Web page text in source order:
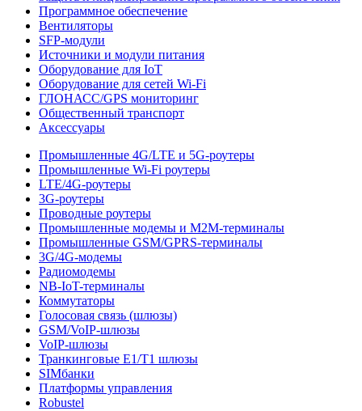
Программное обеспечение
Вентиляторы
SFP-модули
Источники и модули питания
Оборудование для IoT
Оборудование для сетей Wi-Fi
ГЛОНАСС/GPS мониторинг
Общественный транспорт
Аксессуары
Промышленные 4G/LTE и 5G-роутеры
Промышленные Wi-Fi роутеры
LTE/4G-роутеры
3G-роутеры
Проводные роутеры
Промышленные модемы и M2M-терминалы
Промышленные GSM/GPRS-терминалы
3G/4G-модемы
Радиомодемы
NB-IoT-терминалы
Коммутаторы
Голосовая связь (шлюзы)
GSM/VoIP-шлюзы
VoIP-шлюзы
Транкинговые E1/T1 шлюзы
SIMбанки
Платформы управления
Robustel